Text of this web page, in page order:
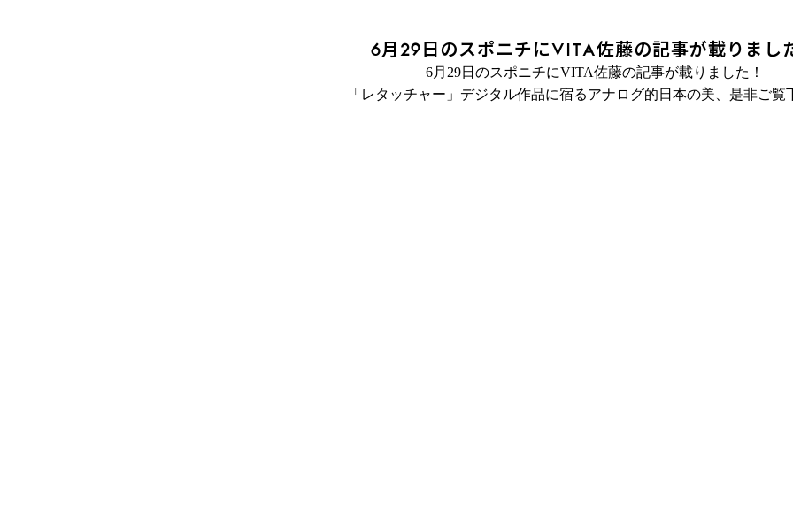
6月29日のスポニチにVITA佐藤の記事が載りまし
6月29日のスポニチにVITA佐藤の記事が載りました！
「レタッチャー」デジタル作品に宿るアナログ的日本の美、是非ご覧